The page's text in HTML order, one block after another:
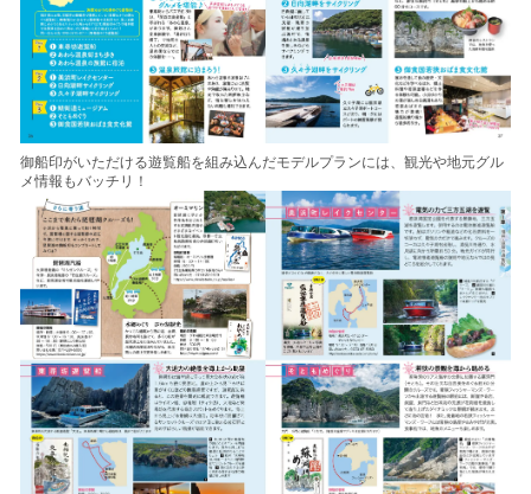
御船印がいただける遊覧船を組み込んだモデルプランには、観光や地元グル
メ情報もバッチリ！